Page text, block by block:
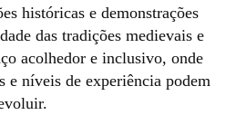
históricas e demonstrações
das tradições medievais e
acolhedor e inclusivo, onde
e níveis de experiência podem